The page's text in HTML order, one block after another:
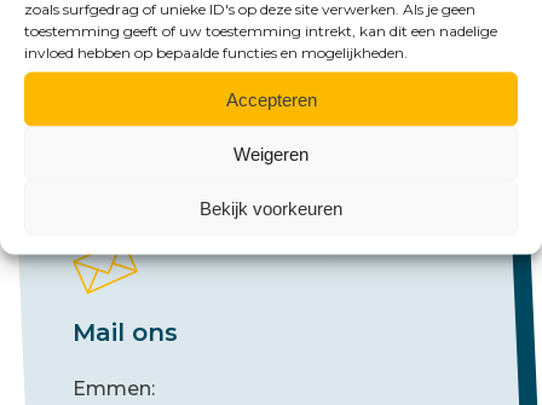
zoals surfgedrag of unieke ID's op deze site verwerken. Als je geen
toestemming geeft of uw toestemming intrekt, kan dit een nadelige
invloed hebben op bepaalde functies en mogelijkheden.
Accepteren
Weigeren
Bekijk voorkeuren
Emmen:
+31 (0)591 61 23 77
+31 (0)50 526 65 33
Mail ons
Emmen: